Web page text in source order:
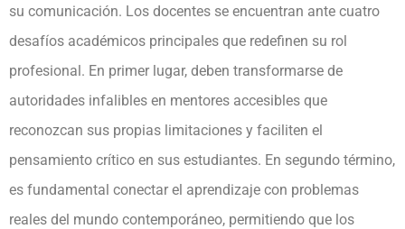
su comunicación. Los docentes se encuentran ante cuatro
desafíos académicos principales que redefinen su rol
profesional. En primer lugar, deben transformarse de
autoridades infalibles en mentores accesibles que
reconozcan sus propias limitaciones y faciliten el
pensamiento crítico en sus estudiantes. En segundo término,
es fundamental conectar el aprendizaje con problemas
reales del mundo contemporáneo, permitiendo que los